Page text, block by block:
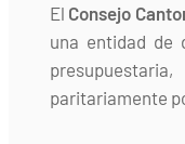
El Consejo
una entidad de
paritariamente